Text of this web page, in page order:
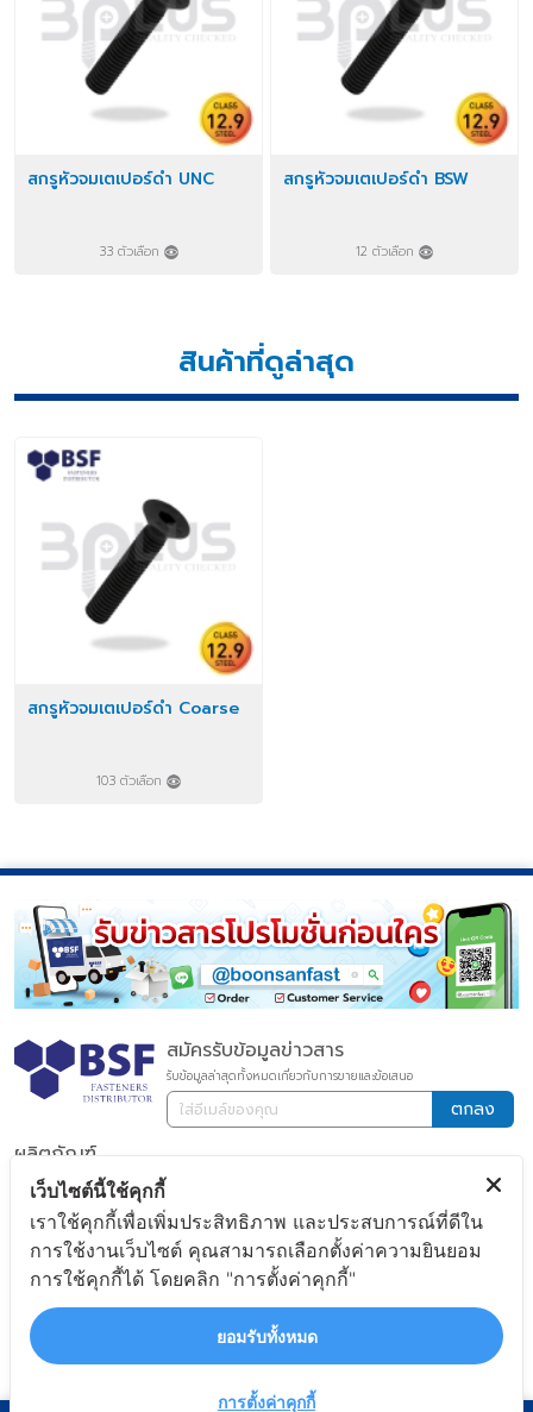
สกรูหัวจมเตเปอร์ดำ UNC
33 ตัวเลือก
สกรูหัวจมเตเปอร์ดำ BSW
12 ตัวเลือก
สินค้าที่ดูล่าสุด
สกรูหัวจมเตเปอร์ดำ Coarse
103 ตัวเลือก
สมัครรับข้อมูลข่าวสาร
รับข้อมูลล่าสุดทั้งหมดเกี่ยวกับการขายและข้อเสนอ
ตกลง
ผลิตภัณฑ์
สลักภัณฑ์
อุปกรณ์เกี่ยวกับระบบลม
ข้อต่อทองเหลือง
เครื่องมือช่าง
ตลับลูกปืนและจารบี
หางปลาต่อสายไฟ
เปรียบเทียบ 1/4
เว็บไซต์นี้ใช้คุกกี้
เราใช้คุกกี้เพื่อเพิ่มประสิทธิภาพ และประสบการณ์ที่ดีใน
การใช้งานเว็บไซต์ คุณสามารถเลือกตั้งค่าความยินยอม
การใช้คุกกี้ได้ โดยคลิก "การตั้งค่าคุกกี้"
ยอมรับทั้งหมด
การตั้งค่าคุกกี้